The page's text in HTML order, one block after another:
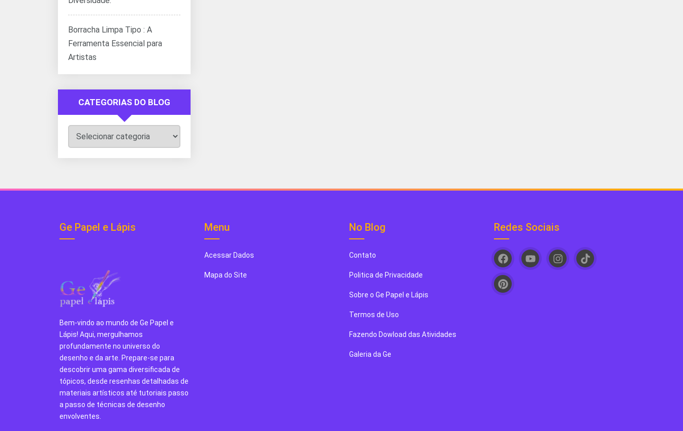
Borracha Limpa Tipo : A
Ferramenta Essencial para
Artistas
CATEGORIAS DO BLOG
Categorias
do
Blog
Ge Papel e Lápis
Bem-vindo ao mundo de Ge Papel e
Lápis! Aqui, mergulhamos
profundamente no universo do
desenho e da arte. Prepare-se para
descobrir uma gama diversificada de
tópicos, desde resenhas detalhadas de
materiais artísticos até tutoriais passo
a passo de técnicas de desenho
envolventes.
Menu
Acessar Dados
Mapa do Site
No Blog
Contato
Politica de Privacidade
Sobre o Ge Papel e Lápis
Termos de Uso
Fazendo Dowload das Atividades
Galeria da Ge
Redes Sociais